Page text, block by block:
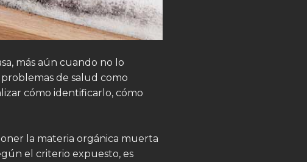
más aún cuando no lo
de salud como
cómo identificarlo, cómo
la materia orgánica muerta
el criterio expuesto, es